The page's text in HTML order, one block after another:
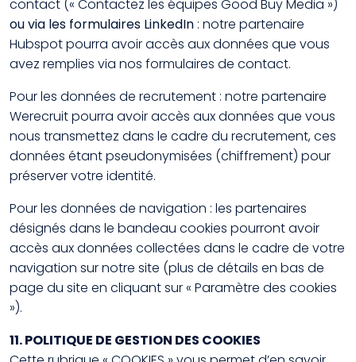
contact (« Contactez les équipes Good Buy Media »)
ou via les formulaires LinkedIn : notre partenaire
Hubspot pourra avoir accès aux données que vous
avez remplies via nos formulaires de contact.
Pour les données de recrutement : notre partenaire
Werecruit pourra avoir accès aux données que vous
nous transmettez dans le cadre du recrutement, ces
données étant pseudonymisées (chiffrement) pour
préserver votre identité.
Pour les données de navigation : les partenaires
désignés dans le bandeau cookies pourront avoir
accès aux données collectées dans le cadre de votre
navigation sur notre site (plus de détails en bas de
page du site en cliquant sur « Paramètre des cookies
»).
11. POLITIQUE DE GESTION DES COOKIES